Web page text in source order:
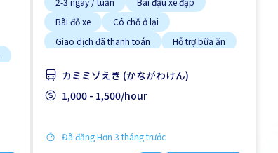
Bãi đỗ xe
Có chỗ ở lại
Giao dịch đã thanh toán
Hỗ trợ bữa ăn
Không cần kinh nghiệm
Lao động người nước ngoài
カミミゾえき (かながわけん)
1,000 - 1,500/hour
Đã đăng Hơn 3 tháng trước